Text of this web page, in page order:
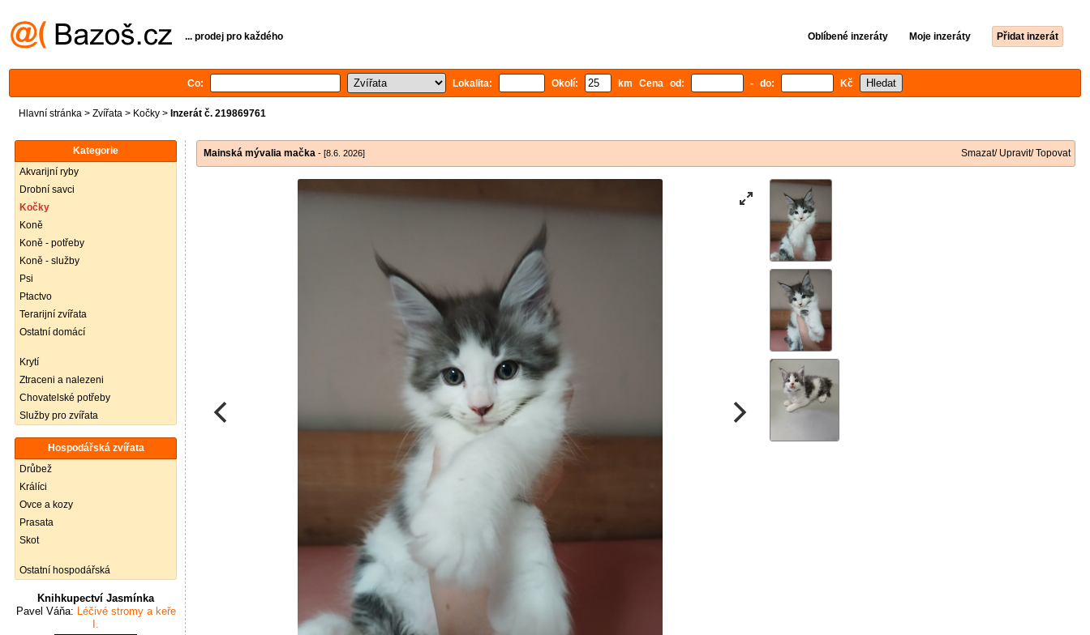
... prodej pro každého Oblíbené inzeráty Moje inzeráty Přidat inzerát
Co: Lokalita: Okolí: km Cena od: - do: Kč
Hlavní stránka > Zvířata > Kočky > Inzerát č. 219869761
Kategorie
Akvarijní ryby
Drobní savci
Kočky
Koně
Koně - potřeby
Koně - služby
Psi
Ptactvo
Terarijní zvířata
Ostatní domácí
Krytí
Ztraceni a nalezeni
Chovatelské potřeby
Služby pro zvířata
Hospodářská zvířata
Drůbež
Králíci
Ovce a kozy
Prasata
Skot
Ostatní hospodářská
Knihkupectví Jasmínka
Pavel Váňa: Léčivé stromy a keře
I.
Mainská mývalia mačka - [8.6. 2026] Smazat/ Upravit/ Topovat